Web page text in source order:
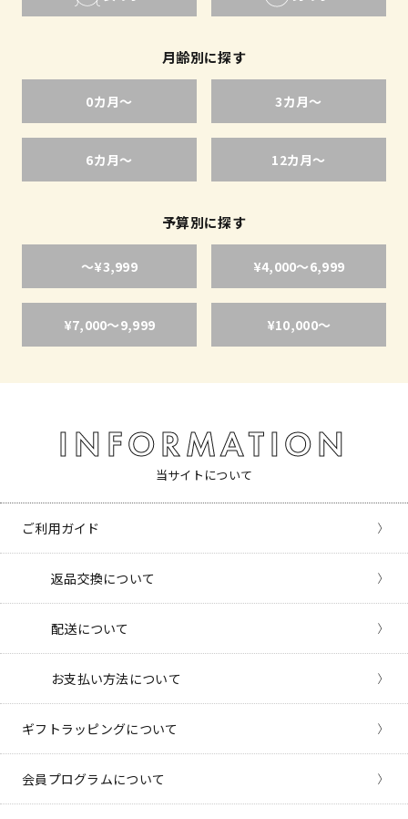
月齢別に探す
0カ月〜 3カ月〜
6カ月〜 12カ月〜
予算別に探す
〜¥3,999 ¥4,000〜6,999
¥7,000〜9,999 ¥10,000〜
INFORMATION
当サイトについて
ご利用ガイド
返品交換について
配送について
お支払い方法について
ギフトラッピングについて
会員プログラムについて